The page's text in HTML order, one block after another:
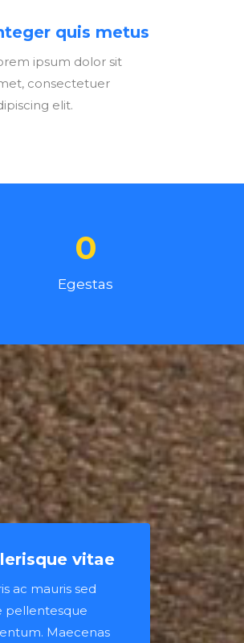
quis metus
ipsum dolor sit
consectetuer
elit.
0
Egestas
vitae
ac mauris sed
pellentesque
Maecenas